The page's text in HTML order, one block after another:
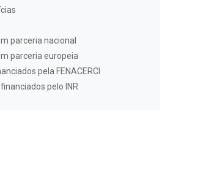
parceria nacional
parceria europeia
pela FENACERCI
pelo INR